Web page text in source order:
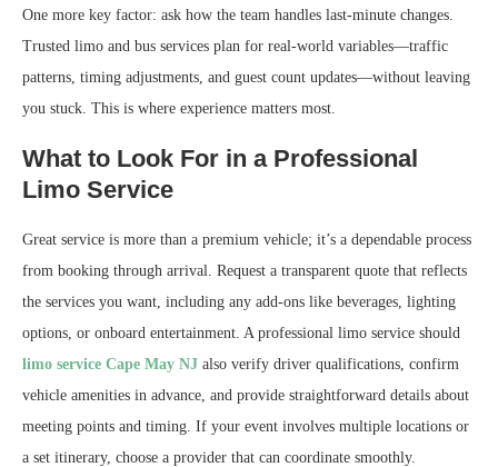
One more key factor: ask how the team handles last-minute changes.
Trusted limo and bus services plan for real-world variables—traffic
patterns, timing adjustments, and guest count updates—without leaving
you stuck. This is where experience matters most.
What to Look For in a Professional
Limo Service
Great service is more than a premium vehicle; it’s a dependable process
from booking through arrival. Request a transparent quote that reflects
the services you want, including any add-ons like beverages, lighting
options, or onboard entertainment. A professional limo service should
limo service Cape May NJ also verify driver qualifications, confirm
vehicle amenities in advance, and provide straightforward details about
meeting points and timing. If your event involves multiple locations or
a set itinerary, choose a provider that can coordinate smoothly.